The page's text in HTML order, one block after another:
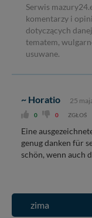
Serwis
komentarzy i
dotyczących
tematem,
usuwane.
~ Horatio 25
0 0 ZGŁOŚ
Eine
genug danken für
schön, wenn auch
zima